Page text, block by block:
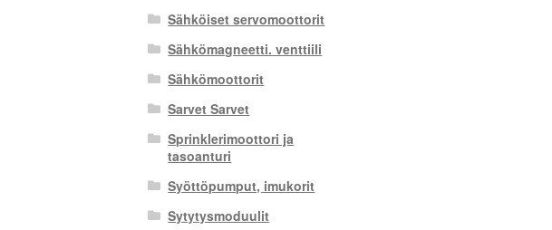
Sähköiset servomoottorit
Sähkömagneetti. venttiili
Sähkömoottorit
Sarvet Sarvet
Sprinklerimoottori ja
tasoanturi
Syöttöpumput, imukorit
Sytytysmoduulit